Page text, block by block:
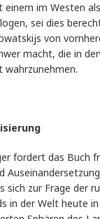
einem im Westen
sei dies
von
macht, die in
fordert das Buch
sich zur Frage der
in der Welt heute